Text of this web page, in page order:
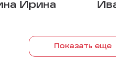
Ирина
Показать еще